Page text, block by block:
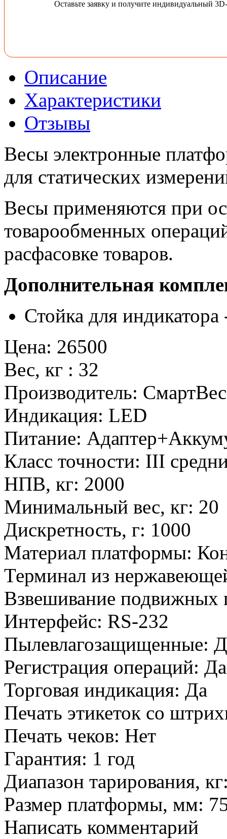
Оставьте заявку и получите индивидуальный
Описание
Характеристики
Отзывы
Весы электронные
для статических
Весы применяются при
товарообменных
расфасовке товаров.
Дополнительная
Стойка для
Цена: 26500
Вес, кг : 32
Производитель:
Индикация: LED
Питание:
Класс точности: III
НПВ, кг: 2000
Минимальный вес, кг: 20
Дискретность, г: 1000
Материал платформы:
Терминал из
Взвешивание подвижных
Интерфейс: RS-232
Пылевлагозащищенные:
Регистрация операций: Да
Торговая индикация: Да
Печать этикеток со
Печать чеков: Нет
Гарантия: 1 год
Диапазон тарирования, кг
Размер платформы, мм:
Написать комментарий